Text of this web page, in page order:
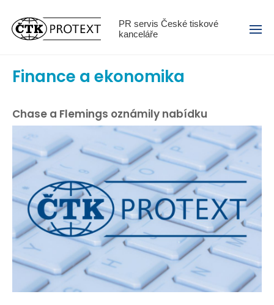
PR servis České tiskové
kanceláře
Menu
Finance a ekonomika
Chase a Flemings oznámily nabídku